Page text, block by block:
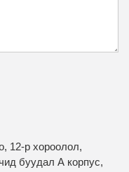
12-р хороолол,
буудал А корпус,